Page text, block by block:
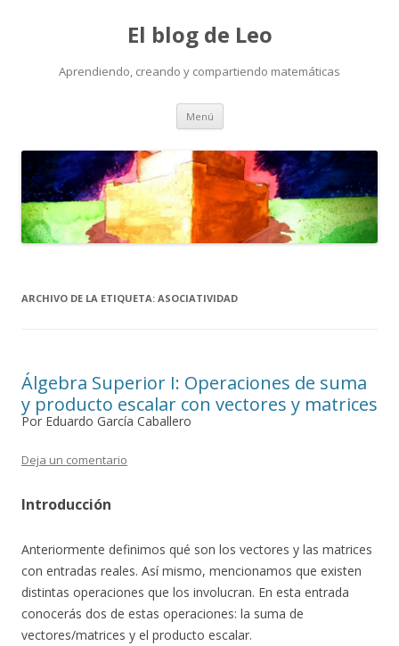
El blog de Leo
Aprendiendo, creando y compartiendo matemáticas
Menú Saltar
contenido
ARCHIVO DE LA ETIQUETA: ASOCIATIVIDAD
Álgebra Superior I: Operaciones de suma
y producto escalar con vectores y matrices
Por Eduardo García Caballero
Deja un comentario
Introducción
Anteriormente definimos qué son los vectores y las matrices
con entradas reales. Así mismo, mencionamos que existen
distintas operaciones que los involucran. En esta entrada
conocerás dos de estas operaciones: la suma de
vectores/matrices y el producto escalar.